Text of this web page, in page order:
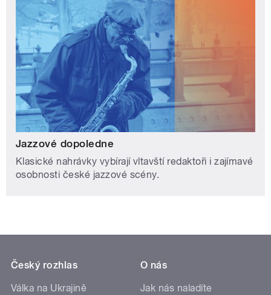
Jazzové dopoledne
Klasické nahrávky vybírají vltavští redaktoři i zajímavé
osobnosti české jazzové scény.
Český rozhlas
Válka na Ukrajině
O nás
Jak nás naladíte